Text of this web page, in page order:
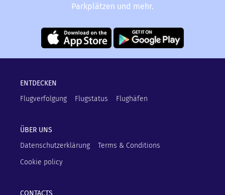
Parkplätzen und mehr.
ENTDECKEN
Flugverfolgung
Flugstatus Flughäfen
ÜBER UNS
Datenschutzerklärung
Terms & Conditions
Cookie policy